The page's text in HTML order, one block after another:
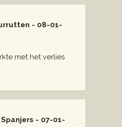
- 08-01-
met het verlies
- 07-01-